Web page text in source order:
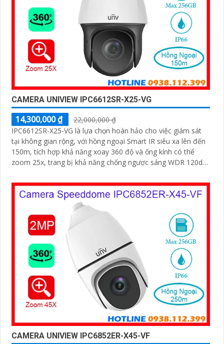
CAMERA UNIVIEW IPC6612SR-X25-VG
14,300,000 ₫
22,000,000 ₫
IPC6612SR-X25-VG là lựa chọn hoàn hảo cho việc giám sát
tại không gian rộng, với hồng ngoại Smart IR siêu xa lên đến
150m, tích hợp khả năng xoay 360 độ và ống kính có thể
zoom 25x, trang bị khả năng chống ngược sáng WDR 120db,
CAMERA UNIVIEW IPC6852ER-X45-VF